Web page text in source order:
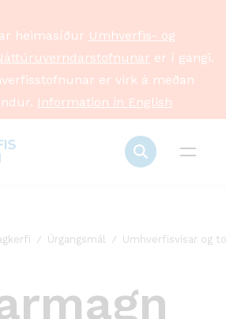
heimasíður Umhverfis- og
er í gangi.
er virk á meðan
Information in English
Úrgangsmál Umhverfisvísar og